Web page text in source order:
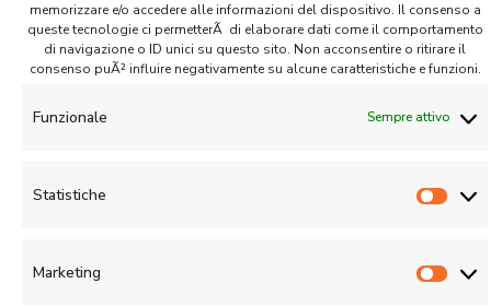
memorizzare e/o accedere alle informazioni del dispositivo. Il consenso a
queste tecnologie ci permetterÃ di elaborare dati come il comportamento
di navigazione o ID unici su questo sito. Non acconsentire o ritirare il
consenso puÃ² influire negativamente su alcune caratteristiche e funzioni.
Funzionale Sempre attivo
Statistiche
Marketing
© 2020 - 2026 | All rights reserved |Privacy Policy | Cookies Policy